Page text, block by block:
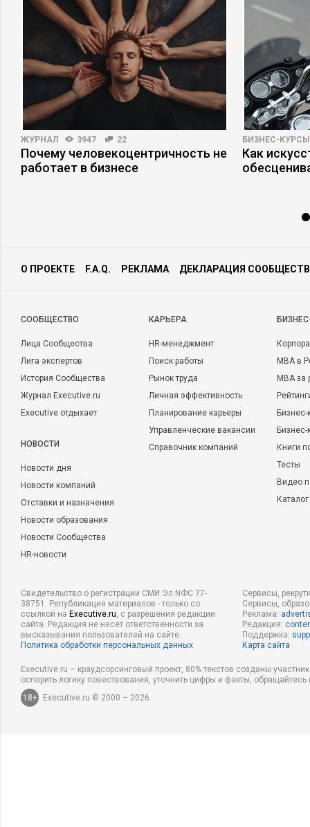
ЖУРНАЛ 3947 22
Почему человекоцентричность не
работает в бизнесе
БИЗНЕС-КУРСЫ
Как
О ПРОЕКТЕ F.A.Q. РЕКЛАМА ДЕКЛАРАЦИЯ
CООБЩЕСТВО
Лица Сообщества
Лига экспертов
История Сообщества
Журнал Executive.ru
Executive отдыхает
НОВОСТИ
Новости дня
Новости компаний
Отставки и назначения
Новости образования
Новости Сообщества
HR-новости
КАРЬЕРА
HR-менеджмент
Поиск работы
Рынок труда
Личная эффективность
Планирование карьеры
Управленческие вакансии
Справочник компаний
MBA в
MBA
Бизнес-
Книги
Тесты
Видео
Свидетельство о регистрации СМИ Эл NФС 77-
38751. Републикация материалов - только со
ссылкой на Executive.ru, с разрешения редакции
сайта. Редакция не несет ответственности за
высказывания пользователей на сайте.
Политика обработки персональных данных
Сервисы,
Сервисы,
Реклама:
Редакция:
Поддержка:
Карта сайта
Executive.ru – краудсорсинговый проект, 80% текстов созданы
оспорить логику повествования, уточнить цифры и факты,
18+
Executive.ru © 2000 – 2026.